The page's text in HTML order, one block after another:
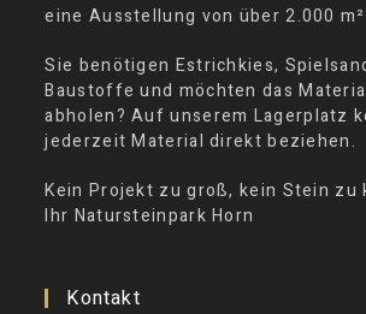
eine Ausstellung von über 2.000
Sie benötigen Estrichkies,
Baustoffe und möchten das
abholen? Auf unserem Lagerplatz
jederzeit Material direkt beziehen.
Kein Projekt zu groß, kein Stein zu
Ihr Natursteinpark Horn
Kontakt